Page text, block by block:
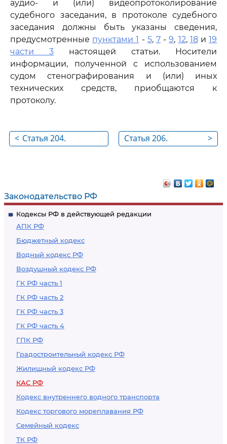
Законодательство РФ
Кодексы РФ в действующей редакции
АПК РФ
Бюджетный кодекс
Водный кодекс РФ
Воздушный кодекс РФ
ГК РФ часть 1
ГК РФ часть 2
ГК РФ часть 3
ГК РФ часть 4
ГПК РФ
Градостроительный кодекс РФ
Жилищный кодекс РФ
КАС РФ
Кодекс внутреннего водного транспорта
Кодекс торгового мореплавания РФ
Семейный кодекс
ТК РФ
аудио- и (или) видеопротоколирование
судебного заседания, в протоколе судебного
заседания должны быть указаны сведения,
предусмотренные пунктами 1 - 5, 7-9, 12, 18и19
части 3 настоящей статьи. Носители
информации, полученной с использованием
судом стенографирования и (или) иных
технических средств, приобщаются к
протоколу.
< Статья 204.
>
Статья 206.